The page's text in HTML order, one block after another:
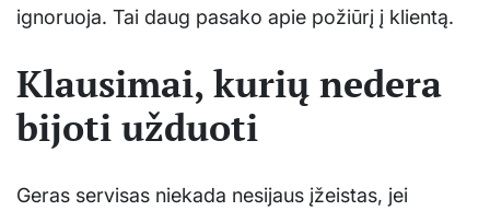
ignoruoja. Tai daug pasako apie požiūrį į klientą.
Klausimai, kurių nedera
bijoti užduoti
Geras servisas niekada nesijaus įžeistas, jei